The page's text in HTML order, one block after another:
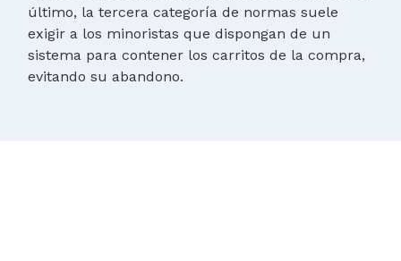
último, la tercera categoría de normas suele
exigir a los minoristas que dispongan de un
sistema para contener los carritos de la compra,
evitando su abandono.